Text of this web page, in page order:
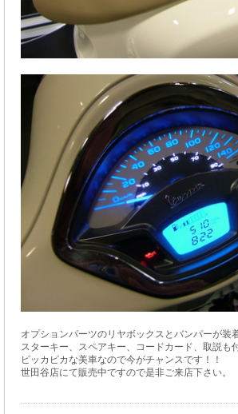
オプションパーツのリヤボックスとバンパーが装
スターキー、スペアキー、コードカード、取説も
ピッカピカな美車なので今がチャンスです！！
世田谷店にて販売中ですので是非ご来店下さい。